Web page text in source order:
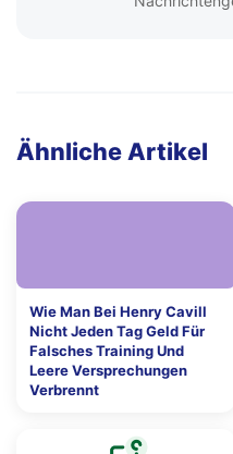
Ähnliche Artikel
Wie Man Bei Henry Cavill
Nicht Jeden Tag Geld Für
Falsches Training Und
Leere Versprechungen
Verbrennt